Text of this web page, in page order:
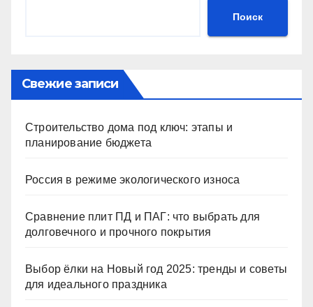
Поиск
Свежие записи
Строительство дома под ключ: этапы и
планирование бюджета
Россия в режиме экологического износа
Сравнение плит ПД и ПАГ: что выбрать для
долговечного и прочного покрытия
Выбор ёлки на Новый год 2025: тренды и советы
для идеального праздника